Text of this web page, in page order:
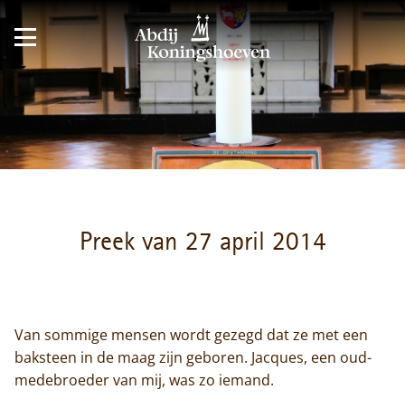
Preek van 27 april 2014
Van sommige mensen wordt gezegd dat ze met een
baksteen in de maag zijn geboren. Jacques, een oud-
medebroeder van mij, was zo iemand.